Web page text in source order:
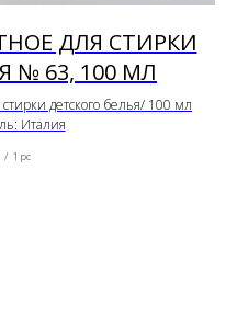
ДЛЯ СТИРКИ
№ 63, 100 МЛ
детского белья/ 100 мл
Италия
/ 1 pc